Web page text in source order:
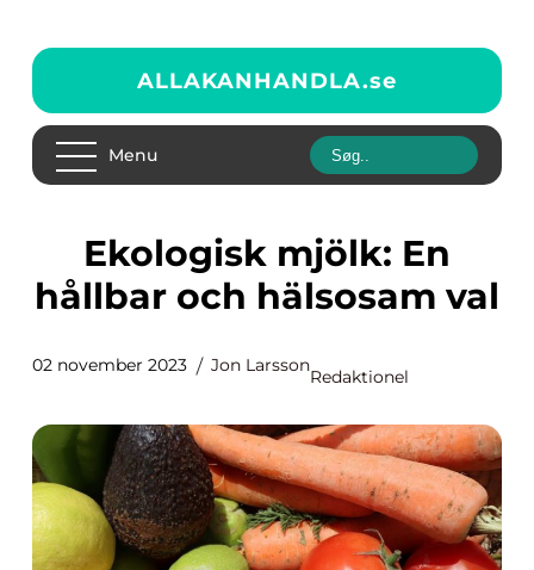
ALLAKANHANDLA.se
Menu
Ekologisk mjölk: En
hållbar och hälsosam val
02 november 2023 Jon Larsson
Redaktionel